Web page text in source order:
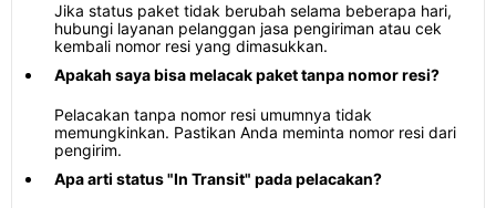
Jika status paket tidak berubah selama beberapa hari,
hubungi layanan pelanggan jasa pengiriman atau cek
kembali nomor resi yang dimasukkan.
Apakah saya bisa melacak paket tanpa nomor resi?
Pelacakan tanpa nomor resi umumnya tidak
memungkinkan. Pastikan Anda meminta nomor resi dari
pengirim.
Apa arti status "In Transit" pada pelacakan?